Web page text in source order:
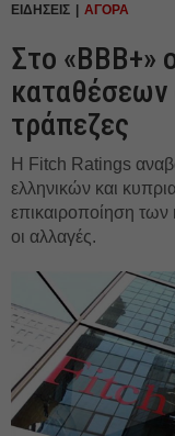
ΕΙΔΗΣΕΙΣ ΑΓΟΡΑ
Στο «BBB+»
καταθέσεων
τράπεζες
Η Fitch Ratings
ελληνικών και
επικαιροποίηση των
οι αλλαγές.